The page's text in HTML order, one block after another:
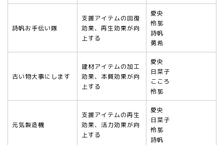
詩帆お手伝い隊
支援アイテムの回復
効果、再生効果が向
上する
愛央
怜那
詩帆
勇希
古い物大事にします
建材アイテムの加工
効果、本質効果が向
上する
愛央
日菜子
こころ
怜那
元気製造機
支援アイテムの再生
効果、活力効果が向
上する
愛央
日菜子
怜那
詩帆